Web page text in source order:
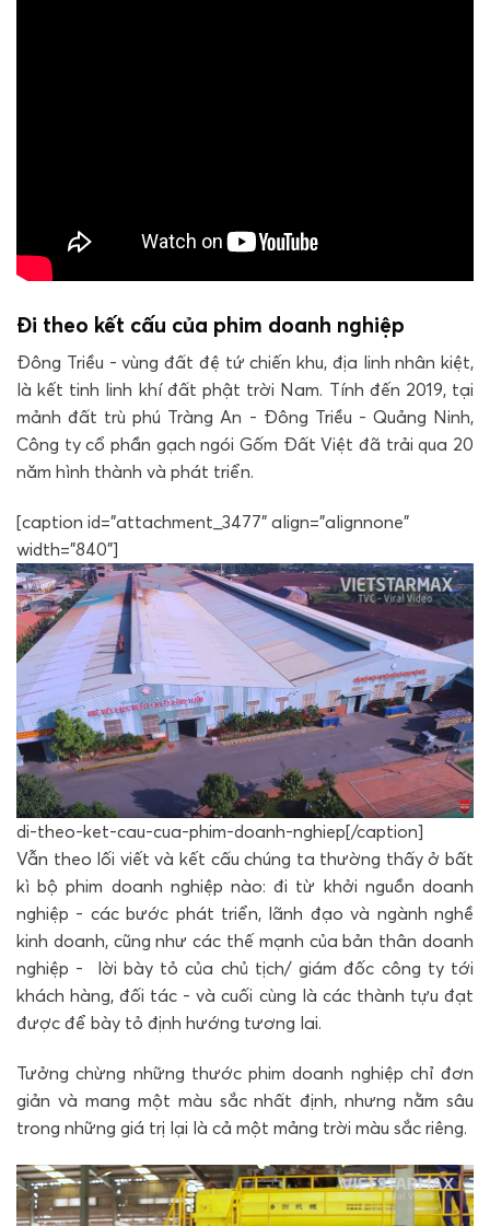
Đi theo kết cấu của phim doanh nghiệp
Đông Triều - vùng đất đệ tứ chiến khu, địa linh nhân kiệt,
là kết tinh linh khí đất phật trời Nam. Tính đến 2019, tại
mảnh đất trù phú Tràng An - Đông Triều - Quảng Ninh,
Công ty cổ phần gạch ngói Gốm Đất Việt đã trải qua 20
năm hình thành và phát triển.
[caption id="attachment_3477" align="alignnone"
width="840"]
di-theo-ket-cau-cua-phim-doanh-nghiep[/caption]
Vẫn theo lối viết và kết cấu chúng ta thường thấy ở bất
kì bộ phim doanh nghiệp nào: đi từ khởi nguồn doanh
nghiệp - các bước phát triển, lãnh đạo và ngành nghề
kinh doanh, cũng như các thế mạnh của bản thân doanh
nghiệp - lời bày tỏ của chủ tịch/ giám đốc công ty tới
khách hàng, đối tác - và cuối cùng là các thành tựu đạt
được để bày tỏ định hướng tương lai.
Tưởng chừng những thước phim doanh nghiệp chỉ đơn
giản và mang một màu sắc nhất định, nhưng nằm sâu
trong những giá trị lại là cả một mảng trời màu sắc riêng.